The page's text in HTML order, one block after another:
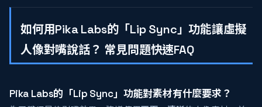
如何用Pika Labs的「Lip Sync」功能讓虛擬
人像對嘴說話？ 常見問題快速FAQ
Pika Labs的「Lip Sync」功能對素材有什麼要求？